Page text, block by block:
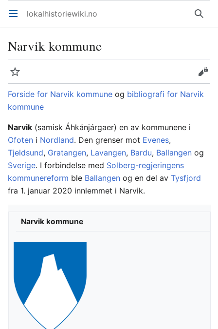
Åpne hovedmenyen lokalhistoriewiki.no Søk
Narvik kommune
Overvåk
Rediger
Forside for Narvik kommune og bibliografi for Narvik
kommune
Narvik (samisk Áhkánjárgaer) en av kommunene i
Ofoten i Nordland. Den grenser mot Evenes,
Tjeldsund, Gratangen, Lavangen, Bardu, Ballangen og
Sverige. I forbindelse med Solberg-regjeringens
kommunereform ble Ballangen og en del av Tysfjord
fra 1. januar 2020 innlemmet i Narvik.
Narvik kommune